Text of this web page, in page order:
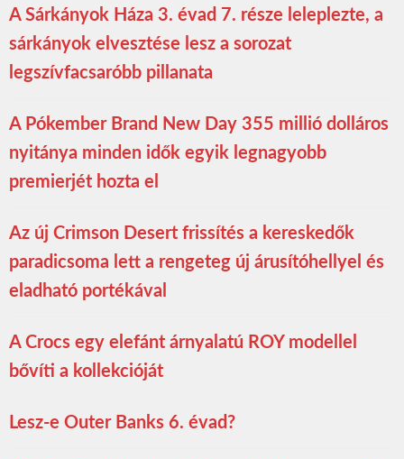
A Sárkányok Háza 3. évad 7. része leleplezte, a
sárkányok elvesztése lesz a sorozat
legszívfacsaróbb pillanata
A Pókember Brand New Day 355 millió dolláros
nyitánya minden idők egyik legnagyobb
premierjét hozta el
Az új Crimson Desert frissítés a kereskedők
paradicsoma lett a rengeteg új árusítóhellyel és
eladható portékával
A Crocs egy elefánt árnyalatú ROY modellel
bővíti a kollekcióját
Lesz-e Outer Banks 6. évad?